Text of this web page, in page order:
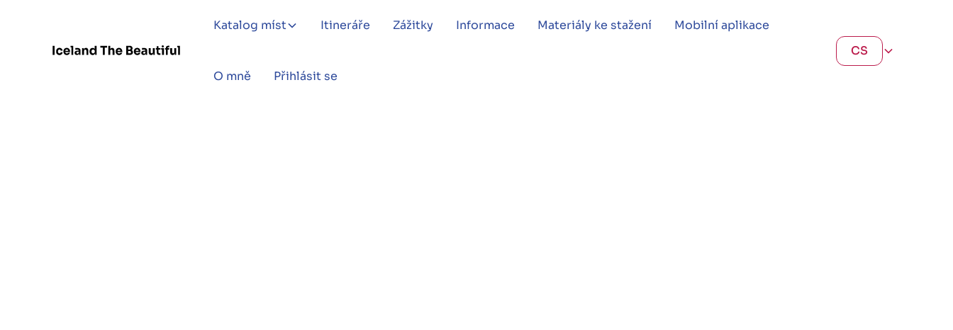
Katalog míst Itineráře Zážitky Informace Materiály ke stažení Mobilní aplikace
O mně Přihlásit se
CS